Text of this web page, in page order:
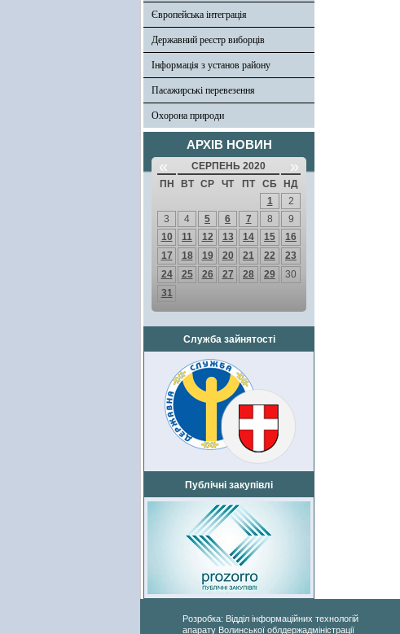
Європейська інтеграція
Державний реєстр виборців
Інформація з установ району
Пасажирські перевезення
Охорона природи
АРХІВ НОВИН
« СЕРПЕНЬ 2020 »
ПН ВТ СР ЧТ ПТ СБ
НД
1
2
3
4 5 6 7 8
9
10
11 12 13 14 15
16
17
18 19 20 21 22
23
24
25 26 27 28 29
30
31
Служба зайнятості
Публічні закупівлі
Розробка: Відділ інформаційних технологій
апарату Волинської облдержадміністрації